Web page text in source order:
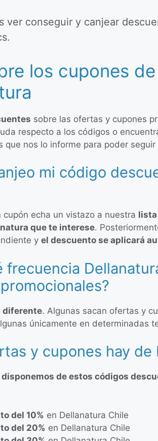
ver conseguir y canjear
los cupones
sobre las ofertas y cupones
respecto a los códigos o
que nos lo informe para poder
mi código
cupón echa un vistazo a nuestra lista
que te interese.
y el descuento se aplicará
frecuencia
diferente. Algunas sacan ofertas y
únicamente en determinadas
y cupones hay de
disponemos de estos códigos
del 10% en Dellanatura Chile
del 20% en Dellanatura Chile